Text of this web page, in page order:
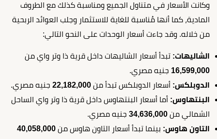
وكانت الأسعار في متناول الجميع ومناسبة كذلك مع الطروف
المادية، كما أنها مُناسبة للغاية للاستثمار وجلب العوائد الربحية
من خلاله. وقد جاءت أسعار الوحدات على النحو التالي:
الشاليهات: تبدأ أسعار الشاليهات داخل قرية ذا وتر واي من
16,599,000 جنيه مصري.
الدوبلكس: أسعار الدوبلكس تبدأ من 22,182,000 جنيه مصري.
البنتهاوس: أما أسعار البنتهاوس داخل قرية ذا وتر واي الساحل
الشمالي من 34,636,000 جنيه مصري.
التاون هاوس: بينما تبدأ أسعار التاون هاوس من 40,058,000